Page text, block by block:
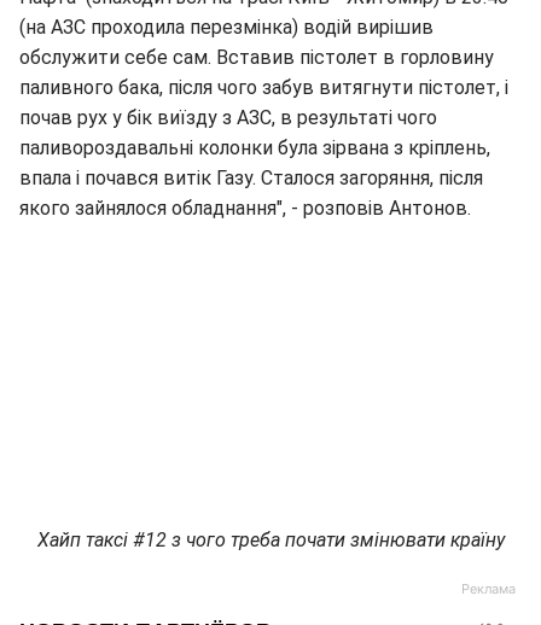
(на АЗС проходила перезмінка) водій вирішив
обслужити себе сам. Вставив пістолет в горловину
паливного бака, після чого забув витягнути пістолет, і
почав рух у бік виїзду з АЗС, в результаті чого
паливороздавальні колонки була зірвана з кріплень,
впала і почався витік Газу. Сталося загоряння, після
якого зайнялося обладнання", - розповів Антонов.
Хайп таксі #12 з чого треба почати змінювати країну